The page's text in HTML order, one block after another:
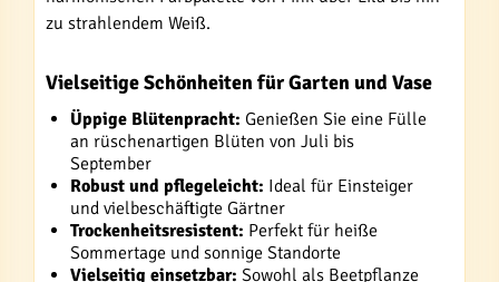
zu strahlendem Weiß.
Vielseitige Schönheiten für Garten und Vase
Üppige Blütenpracht: Genießen Sie eine Fülle
an rüschenartigen Blüten von Juli bis
September
Robust und pflegeleicht: Ideal für Einsteiger
und vielbeschäftigte Gärtner
Trockenheitsresistent: Perfekt für heiße
Sommertage und sonnige Standorte
Vielseitig einsetzbar: Sowohl als Beetpflanze